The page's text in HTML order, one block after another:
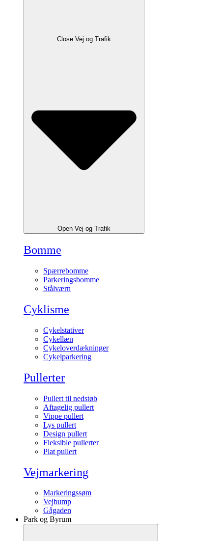
Close Vej og Trafik
Open Vej og Trafik
Bomme
Spærrebomme
Parkeringsbomme
Stålværn
Cyklisme
Cykelstativer
Cykellæn
Cykeloverdækninger
Cykelparkering
Pullerter
Pullert til nedstøb
Aftagelig pullert
Vippe pullert
Lys pullert
Design pullert
Fleksible pullerter
Plat pullert
Vejmarkering
Markeringssøm
Vejbump
Gågaden
Park og Byrum